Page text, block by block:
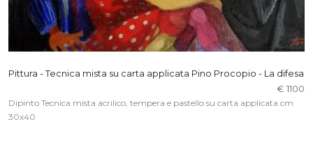
Pittura - Tecnica mista su carta applicata Pino Procopio - La difesa
€ 1100
Dipinto Tecnica mista acrilico, tempera e pastello su carta applicata cm
30x40